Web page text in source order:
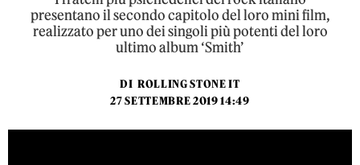
presentano il secondo capitolo del loro mini film,
realizzato per uno dei singoli più potenti del loro
ultimo album ‘Smith’
DI ROLLING STONE IT
27 SETTEMBRE 2019 14:49